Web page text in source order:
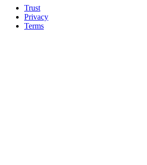
Trust
Privacy
Terms